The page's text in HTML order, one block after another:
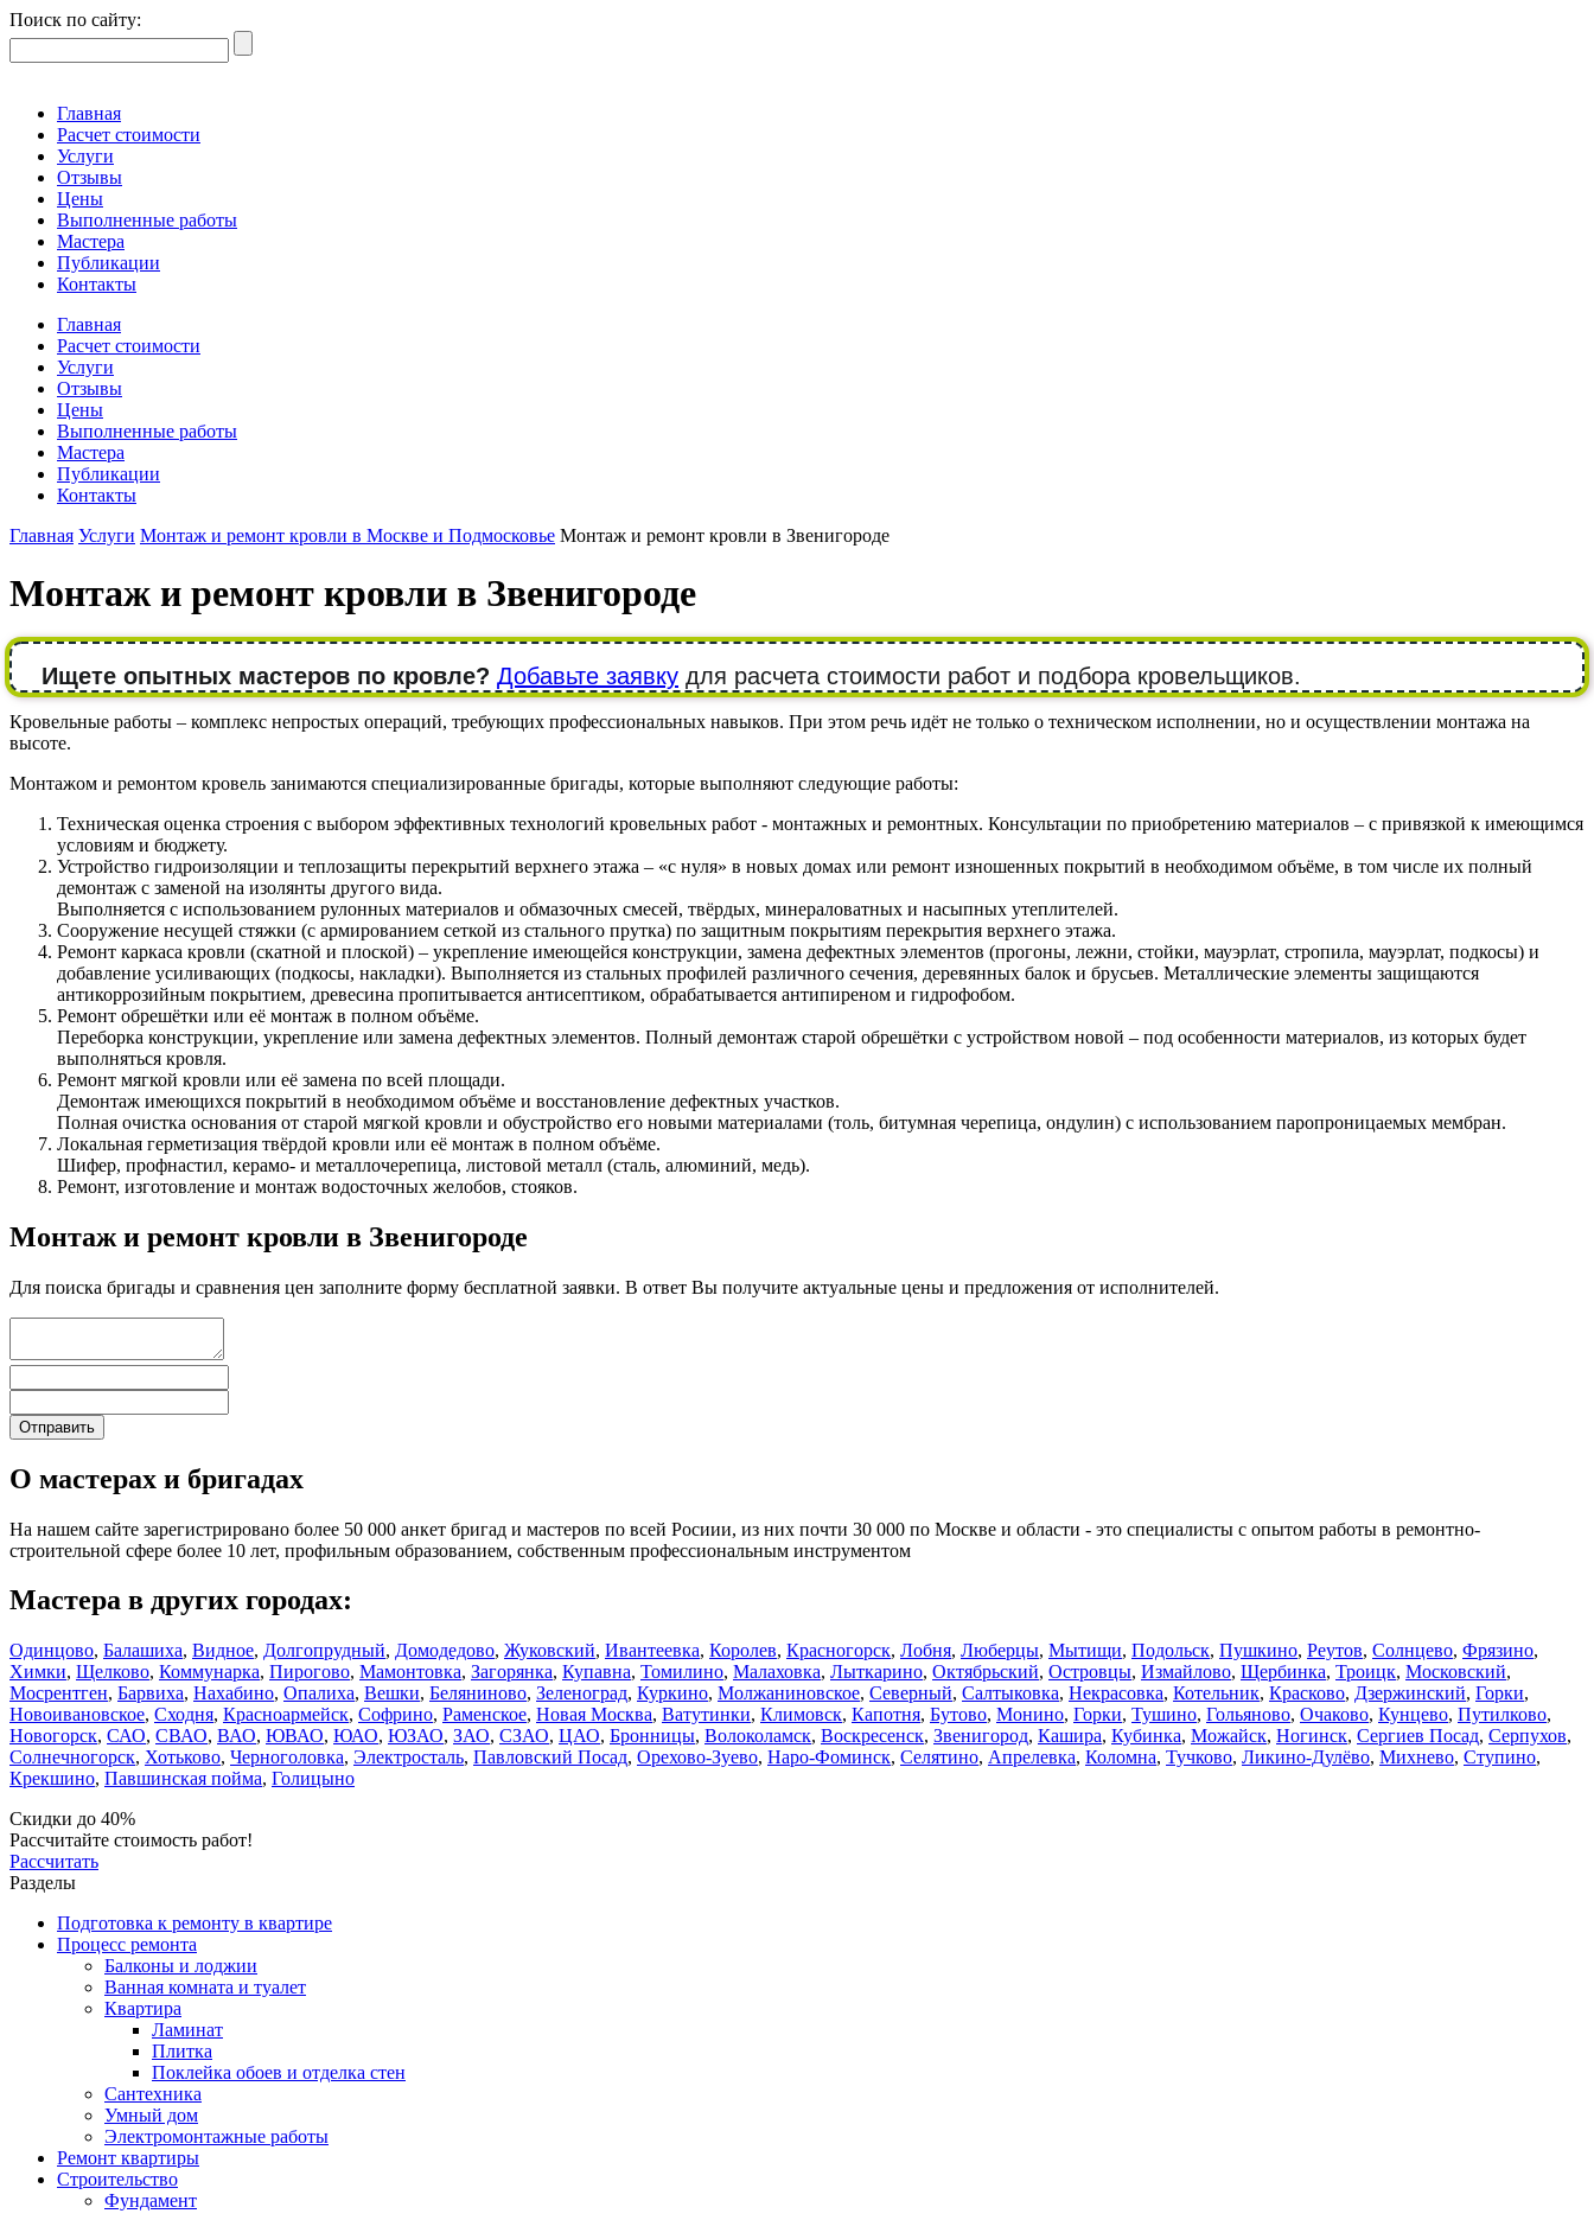
Поиск по сайту:
Главная
Расчет стоимости
Услуги
Отзывы
Цены
Выполненные работы
Мастера
Публикации
Контакты
Главная
Расчет стоимости
Услуги
Отзывы
Цены
Выполненные работы
Мастера
Публикации
Контакты
Главная Услуги Монтаж и ремонт кровли в Москве и Подмосковье Монтаж и ремонт кровли в Звенигороде
Монтаж и ремонт кровли в Звенигороде
Ищете опытных мастеров по кровле? Добавьте заявку для расчета стоимости работ и подбора кровельщиков.
Кровельные работы – комплекс непростых операций, требующих профессиональных навыков. При этом речь идёт не только о техническом исполнении, но и осуществлении монтажа на
высоте.
Монтажом и ремонтом кровель занимаются специализированные бригады, которые выполняют следующие работы:
Техническая оценка строения с выбором эффективных технологий кровельных работ - монтажных и ремонтных. Консультации по приобретению материалов – с привязкой к имеющимся
условиям и бюджету.
Устройство гидроизоляции и теплозащиты перекрытий верхнего этажа – «с нуля» в новых домах или ремонт изношенных покрытий в необходимом объёме, в том числе их полный
демонтаж с заменой на изолянты другого вида.
Выполняется с использованием рулонных материалов и обмазочных смесей, твёрдых, минераловатных и насыпных утеплителей.
Сооружение несущей стяжки (с армированием сеткой из стального прутка) по защитным покрытиям перекрытия верхнего этажа.
Ремонт каркаса кровли (скатной и плоской) – укрепление имеющейся конструкции, замена дефектных элементов (прогоны, лежни, стойки, мауэрлат, стропила, мауэрлат, подкосы) и
добавление усиливающих (подкосы, накладки). Выполняется из стальных профилей различного сечения, деревянных балок и брусьев. Металлические элементы защищаются
антикоррозийным покрытием, древесина пропитывается антисептиком, обрабатывается антипиреном и гидрофобом.
Ремонт обрешётки или её монтаж в полном объёме.
Переборка конструкции, укрепление или замена дефектных элементов. Полный демонтаж старой обрешётки с устройством новой – под особенности материалов, из которых будет
выполняться кровля.
Ремонт мягкой кровли или её замена по всей площади.
Демонтаж имеющихся покрытий в необходимом объёме и восстановление дефектных участков.
Полная очистка основания от старой мягкой кровли и обустройство его новыми материалами (толь, битумная черепица, ондулин) с использованием паропроницаемых мембран.
Локальная герметизация твёрдой кровли или её монтаж в полном объёме.
Шифер, профнастил, керамо- и металлочерепица, листовой металл (сталь, алюминий, медь).
Ремонт, изготовление и монтаж водосточных желобов, стояков.
Монтаж и ремонт кровли в Звенигороде
Для поиска бригады и сравнения цен заполните форму бесплатной заявки. В ответ Вы получите актуальные цены и предложения от исполнителей.
О мастерах и бригадах
На нашем сайте зарегистрировано более 50 000 анкет бригад и мастеров по всей Росиии, из них почти 30 000 по Москве и области - это специалисты с опытом работы в ремонтно-
строительной сфере более 10 лет, профильным образованием, собственным профессиональным инструментом
Мастера в других городах:
Одинцово, Балашиха, Видное, Долгопрудный, Домодедово, Жуковский, Ивантеевка, Королев, Красногорск, Лобня, Люберцы, Мытищи, Подольск, Пушкино, Реутов, Солнцево, Фрязино,
Химки, Щелково, Коммунарка, Пирогово, Мамонтовка, Загорянка, Купавна, Томилино, Малаховка, Лыткарино, Октябрьский, Островцы, Измайлово, Щербинка, Троицк, Московский,
Мосрентген, Барвиха, Нахабино, Опалиха, Вешки, Беляниново, Зеленоград, Куркино, Молжаниновское, Северный, Салтыковка, Некрасовка, Котельник, Красково, Дзержинский, Горки,
Новоивановское, Сходня, Красноармейск, Софрино, Раменское, Новая Москва, Ватутинки, Климовск, Капотня, Бутово, Монино, Горки, Тушино, Гольяново, Очаково, Кунцево, Путилково,
Новогорск, САО, СВАО, ВАО, ЮВАО, ЮАО, ЮЗАО, ЗАО, СЗАО, ЦАО, Бронницы, Волоколамск, Воскресенск, Звенигород, Кашира, Кубинка, Можайск, Ногинск, Сергиев Посад, Серпухов,
Солнечногорск, Хотьково, Черноголовка, Электросталь, Павловский Посад, Орехово-Зуево, Наро-Фоминск, Селятино, Апрелевка, Коломна, Тучково, Ликино-Дулёво, Михнево, Ступино,
Крекшино, Павшинская пойма, Голицыно
Скидки до 40%
Рассчитайте стоимость работ!
Рассчитать
Разделы
Подготовка к ремонту в квартире
Процесс ремонта
Балконы и лоджии
Ванная комната и туалет
Квартира
Ламинат
Плитка
Поклейка обоев и отделка стен
Сантехника
Умный дом
Электромонтажные работы
Ремонт квартиры
Строительство
Фундамент